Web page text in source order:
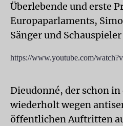
Überlebende und erste
Europaparlaments,
Sänger und
https://www.youtube.com/
Dieudonné, der schon
wiederholt wegen
öffentlichen Auftritten